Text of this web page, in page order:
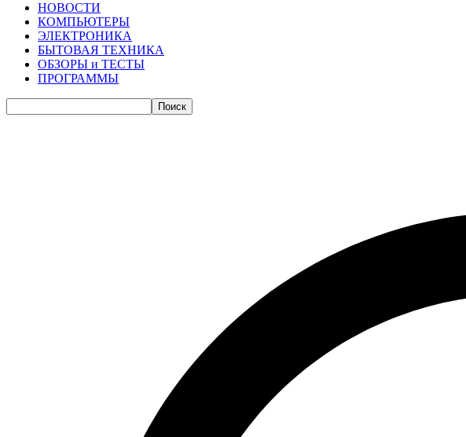
НОВОСТИ
КОМПЬЮТЕРЫ
ЭЛЕКТРОНИКА
БЫТОВАЯ ТЕХНИКА
ОБЗОРЫ и ТЕСТЫ
ПРОГРАММЫ
Поиск